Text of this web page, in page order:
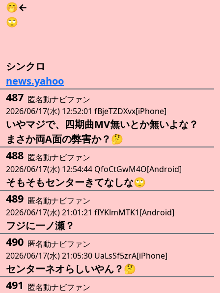
🤭←
🙄
シンクロ
news.yahoo
487 匿名動ナビファン
2026/06/17(水) 12:52:01 fBjeTZDXvx[iPhone]
いやマジで、四期曲MV無いとか無いよな？
まさか両A面の弊害か？🤔
488 匿名動ナビファン
2026/06/17(水) 12:54:44 QfoCtGwM4O[Android]
そもそもセンターきてなしな🙄
489 匿名動ナビファン
2026/06/17(水) 21:01:21 fIYKlmMTK1[Android]
フジに一ノ瀬？
490 匿名動ナビファン
2026/06/17(水) 21:05:30 UaLsSf5zrA[iPhone]
センターネオらしいやん？🤔
491 匿名動ナビファン